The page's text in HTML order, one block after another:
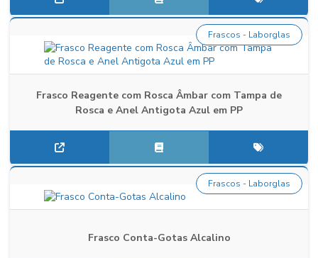
Frasco Reagente com Rosca Âmbar com Tampa de
Rosca e Anel Antigota Azul em PP
Frascos - Laborglas
Frasco Conta-Gotas Alcalino
Frascos - Laborglas